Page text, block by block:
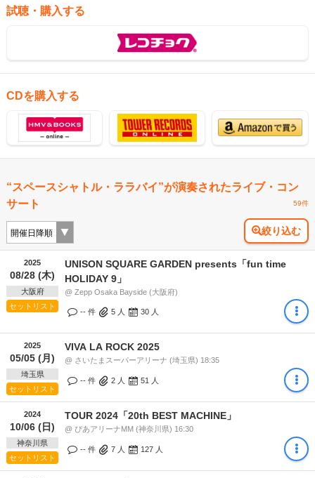
試聴・購入する
CDを購入する
“スペースシャトル・ララバイ”が演奏されたライブ・コン
サート
59件
絞り込む
2025
08/28 (木)
大阪府
セットリスト
UNISON SQUARE GARDEN presents「fun time
HOLIDAY 9」
@ Zepp Osaka Bayside (大阪府)
-- 件 5 人 30 人
2025
05/05 (月)
埼玉県
セットリスト
VIVA LA ROCK 2025
@ さいたまスーパーアリーナ (埼玉県) 18:35
-- 件 2 人 51 人
2024
10/06 (日)
神奈川県
セットリスト
TOUR 2024「20th BEST MACHINE」
@ ぴあアリーナMM (神奈川県) 16:30
-- 件 7 人 127 人